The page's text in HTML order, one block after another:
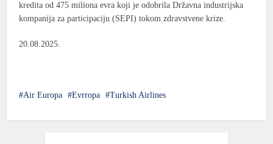
kredita od 475 miliona evra koji je odobrilaDržavna industrijska
kompanija za participaciju (SEPI) tokom zdravstvene krize.
20.08.2025.
Air Europa Evrropa Turkish Airlines